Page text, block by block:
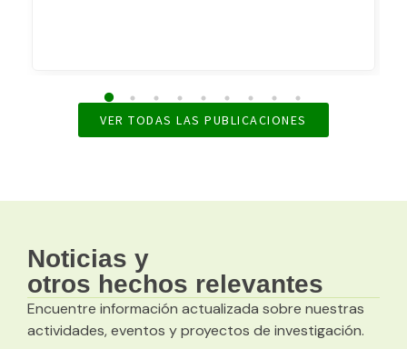
VER TODAS LAS PUBLICACIONES
Noticias y
otros hechos relevantes
Encuentre información actualizada sobre nuestras
actividades, eventos y proyectos de investigación.